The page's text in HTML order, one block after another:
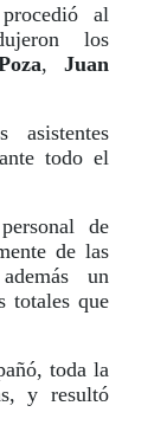
al
los
, Juan
todo el
de
de las
un
totales que
toda la
y resultó